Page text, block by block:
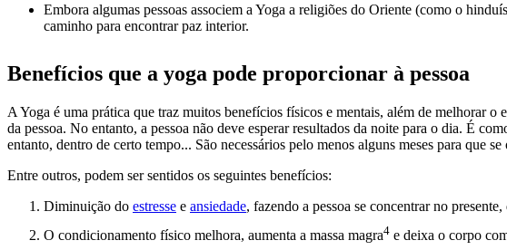
Embora algumas pessoas associem a Yoga a religiões do Oriente (como o
caminho para encontrar paz interior.
Benefícios que a yoga pode proporcionar à pessoa
A Yoga é uma prática que traz muitos benefícios físicos e mentais, além de melhorar
da pessoa. No entanto, a pessoa não deve esperar resultados da noite para o dia. É
entanto, dentro de certo tempo... São necessários pelo menos alguns meses para que
Entre outros, podem ser sentidos os seguintes benefícios:
Diminuição do estresse e ansiedade, fazendo a pessoa se concentrar no
O condicionamento físico melhora, aumenta a massa magra4 e deixa o corpo